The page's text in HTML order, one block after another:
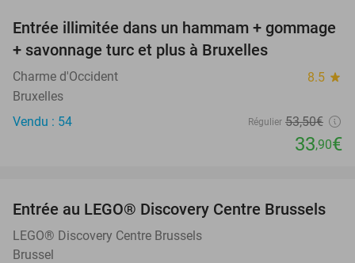
37%
Entrée illimitée dans un hammam + gommage
+ savonnage turc et plus à Bruxelles
Charme d'Occident 8.5 star
Bruxelles
Vendu : 54
Régulier 53,50€
33,90€
19%
Entrée au LEGO® Discovery Centre Brussels
LEGO® Discovery Centre Brussels
Brussel